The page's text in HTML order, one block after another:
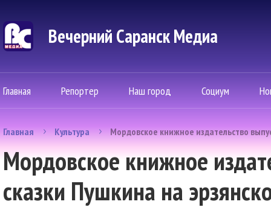
Вечерний Саранск Mедиа
Главная Репортер Наш город Социум
Главная Культура Мордовское книжное издательство
Мордовское книжное
сказки Пушкина на